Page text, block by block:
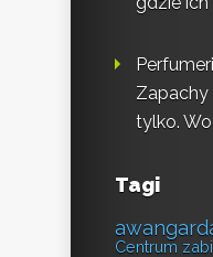
Zapachy
tylko.
Tagi
Centrum